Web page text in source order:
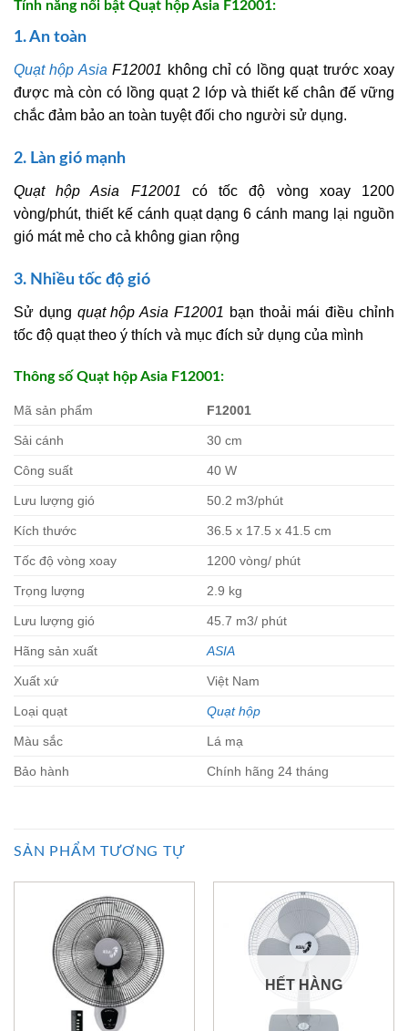
Tính năng nổi bật Quạt hộp Asia F12001:
1. An toàn
Quạt hộp Asia F12001 không chỉ có lồng quạt trước xoay
được mà còn có lồng quạt 2 lớp và thiết kế chân đế vững
chắc đảm bảo an toàn tuyệt đối cho người sử dụng.
2. Làn gió mạnh
Quạt hộp Asia F12001 có tốc độ vòng xoay 1200
vòng/phút, thiết kế cánh quạt dạng 6 cánh mang lại nguồn
gió mát mẻ cho cả không gian rộng
3. Nhiều tốc độ gió
Sử dụng quạt hộp Asia F12001 bạn thoải mái điều chỉnh
tốc độ quạt theo ý thích và mục đích sử dụng của mình
Thông số Quạt hộp Asia F12001:
Mã sản phẩm F12001
Sải cánh 30 cm
Công suất 40 W
Lưu lượng gió 50.2 m3/phút
Kích thước 36.5 x 17.5 x 41.5 cm
Tốc độ vòng xoay 1200 vòng/ phút
Trọng lượng 2.9 kg
Lưu lượng gió 45.7 m3/ phút
Hãng sản xuất ASIA
Xuất xứ Việt Nam
Loại quạt Quạt hộp
Màu sắc Lá mạ
Bảo hành Chính hãng 24 tháng
SẢN PHẨM TƯƠNG TỰ
HẾT HÀNG